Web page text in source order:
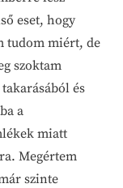
eset, hogy
tudom miért, de
szoktam
és
a
miatt
Megértem
szinte